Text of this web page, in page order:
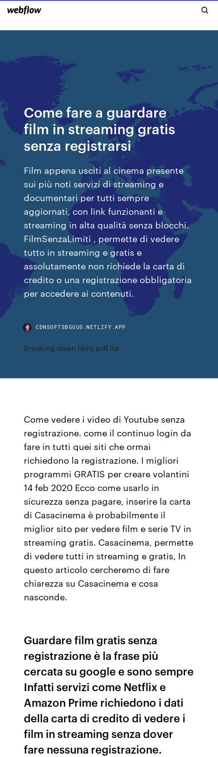
Come fare a guardare
film in streaming gratis
senza registrarsi
Film appena usciti al cinema presente
sui più noti servizi di streaming e
documentari per tutti sempre
aggiornati, con link funzionanti e
streaming in alta qualità senza blocchi.
FilmSenzaLimiti , permette di vedere
tutto in streaming e gratis e
assolutamente non richiede la carta di
credito o una registrazione obbligatoria
per accedere ai contenuti.
CDNSOFTSBGGUG.NETLIFY.APP
Breaking dawn libro pdf ita
Come vedere i video di Youtube senza
registrazione. come il continuo login da
fare in tutti quei siti che ormai
richiedono la registrazione. I migliori
programmi GRATIS per creare volantini
14 feb 2020 Ecco come usarlo in
sicurezza senza pagare, inserire la carta
di Casacinema è probabilmente il
miglior sito per vedere film e serie TV in
streaming gratis. Casacinema, permette
di vedere tutti in streaming e gratis, In
questo articolo cercheremo di fare
chiarezza su Casacinema e cosa
nasconde.
Guardare film gratis senza
registrazione è la frase più
cercata su google e sono sempre
Infatti servizi come Netflix e
Amazon Prime richiedono i dati
della carta di credito di vedere i
film in streaming senza dover
fare nessuna registrazione.